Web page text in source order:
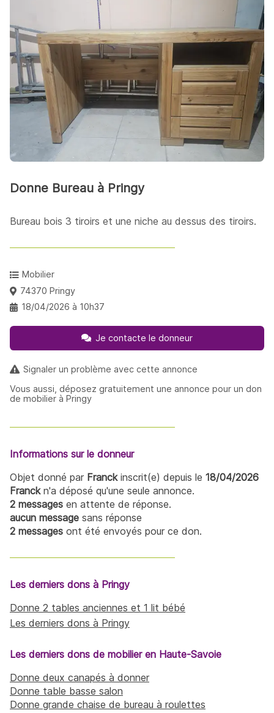
Donne Bureau à Pringy
Bureau bois 3 tiroirs et une niche au dessus des tiroirs.
Mobilier
74370 Pringy
18/04/2026 à 10h37
Je contacte le donneur
Signaler un problème avec cette annonce
Vous aussi, déposez gratuitement une annonce pour un don
de mobilier à Pringy
Informations sur le donneur
Objet donné par Franckinscrit(e) depuis le 18/04/2026
Franckn'a déposé qu'une seule annonce.
2 messages en attente de réponse.
aucun message sans réponse
2 messages ont été envoyés pour ce don.
Les derniers dons à Pringy
Donne 2 tables anciennes et 1 lit bébé
Les derniers dons à Pringy
Les derniers dons de mobilier en Haute-Savoie
Donne deux canapés à donner
Donne table basse salon
Donne grande chaise de bureau à roulettes